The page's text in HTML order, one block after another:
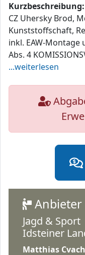
Kurzbeschreibung:
CZ Uhersky Brod,
Kunststoffschaft,
inkl. EAW-Montage
Abs. 4
...weiterlesen
Anbieter
Jagd & Sport
Idsteiner
Matthias